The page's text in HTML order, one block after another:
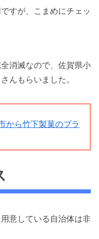
すが、こまめにチェッ
消滅なので、佐賀県小
んもらいました。
から竹下製菓のブラ
意している自治体は非